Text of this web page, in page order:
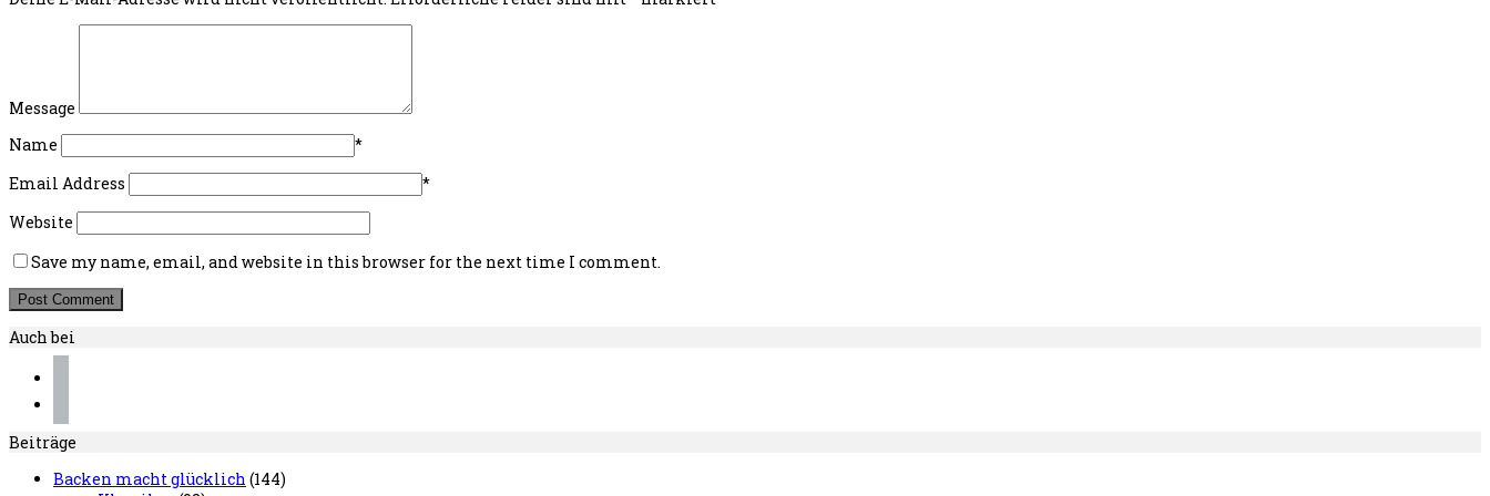
Message
Name
*
Email Address
*
Website
Save my name, email, and website in this browser for the next time I comment.
Auch bei
Beiträge
Backen macht glücklich (144)